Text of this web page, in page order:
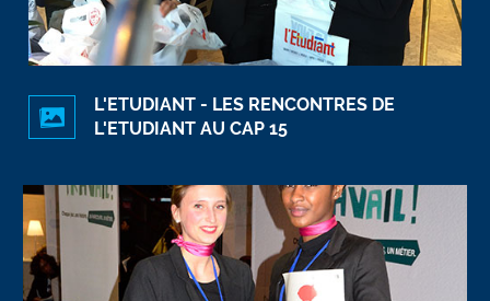
L'ETUDIANT - LES RENCONTRES DE
L'ETUDIANT AU CAP 15